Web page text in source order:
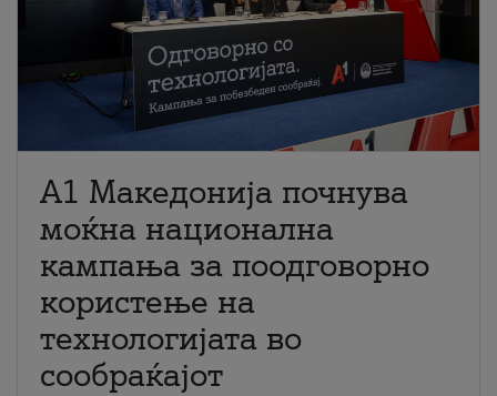
A1 Македонија почнува
моќна национална
кампања за поодговорно
користење на
технологијата во
сообраќајот